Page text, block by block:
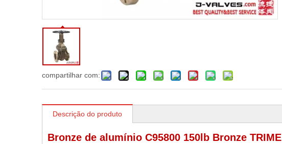
compartilhar com:
Descrição do produto
Bronze de alumínio C95800 150lb Bronze TRIME